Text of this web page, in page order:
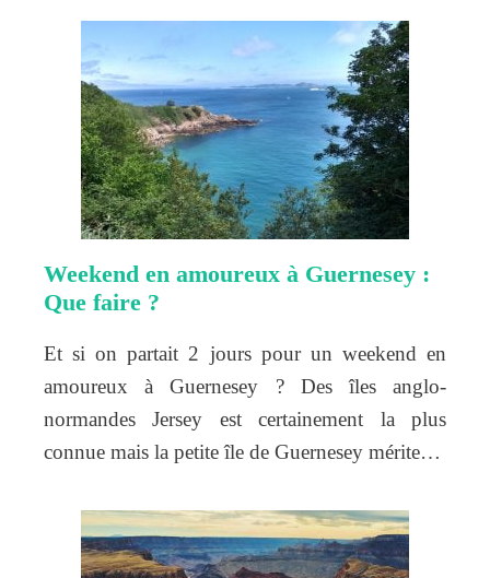
Weekend en amoureux à Guernesey :
Que faire ?
Et si on partait 2 jours pour un weekend en
amoureux à Guernesey ? Des îles anglo-
normandes Jersey est certainement la plus
connue mais la petite île de Guernesey mérite…